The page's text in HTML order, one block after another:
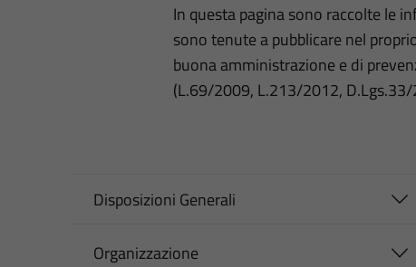
In questa pagina sono raccolte le
sono tenute a pubblicare nel
buona amministrazione e di
(L.69/2009, L.213/2012,
Disposizioni Generali
Organizzazione